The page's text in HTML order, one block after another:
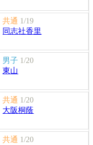
共通 1/19
同志社香里
男子 1/20
東山
共通 1/20
大阪桐蔭
共通 1/20